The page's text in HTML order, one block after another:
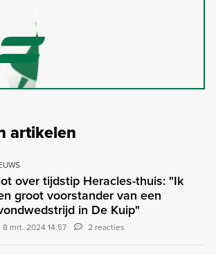
artikelen
over tijdstip Heracles-thuis: "Ik
groot voorstander van een
in De Kuip"
8 mrt. 2024 14:57 2 reacties